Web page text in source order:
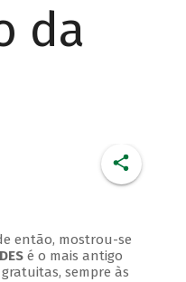
da
então, mostrou-se
é o mais antigo
sempre às